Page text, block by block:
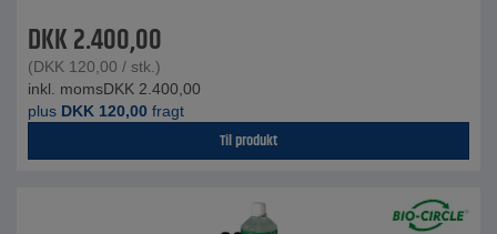
DKK2.400,00
(DKK 120,00 / stk.)
inkl. momsDKK 2.400,00
plus DKK 120,00 fragt
Til produkt